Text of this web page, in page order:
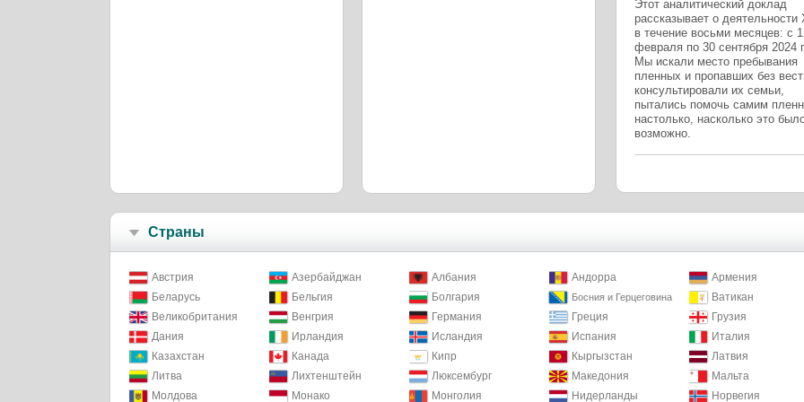
Этот аналитический доклад
рассказывает о деятельности
в течение восьми месяцев: с 1
февраля по 30 сентября 2024
Мы искали место пребывания
пленных и пропавших без
консультировали их семьи,
пытались помочь самим
настолько, насколько это
возможно.
Страны
Австрия Азербайджан Албания Андорра
Армения
Беларусь
Бельгия Болгария Босния и Герцеговина
Ватикан
Великобритания
Венгрия Германия Греция
Грузия
Дания
Ирландия Исландия Испания
Италия
Казахстан
Канада Кипр Кыргызстан
Латвия
Литва
Лихтенштейн Люксембург Македония
Мальта
Молдова
Монако Монголия Нидерланды Норвегия